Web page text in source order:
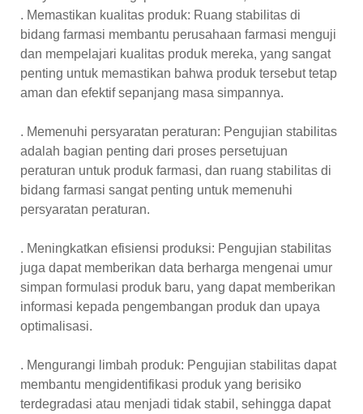
. Memastikan kualitas produk: Ruang stabilitas di
bidang farmasi membantu perusahaan farmasi menguji
dan mempelajari kualitas produk mereka, yang sangat
penting untuk memastikan bahwa produk tersebut tetap
aman dan efektif sepanjang masa simpannya.
. Memenuhi persyaratan peraturan: Pengujian stabilitas
adalah bagian penting dari proses persetujuan
peraturan untuk produk farmasi, dan ruang stabilitas di
bidang farmasi sangat penting untuk memenuhi
persyaratan peraturan.
. Meningkatkan efisiensi produksi: Pengujian stabilitas
juga dapat memberikan data berharga mengenai umur
simpan formulasi produk baru, yang dapat memberikan
informasi kepada pengembangan produk dan upaya
optimalisasi.
. Mengurangi limbah produk: Pengujian stabilitas dapat
membantu mengidentifikasi produk yang berisiko
terdegradasi atau menjadi tidak stabil, sehingga dapat